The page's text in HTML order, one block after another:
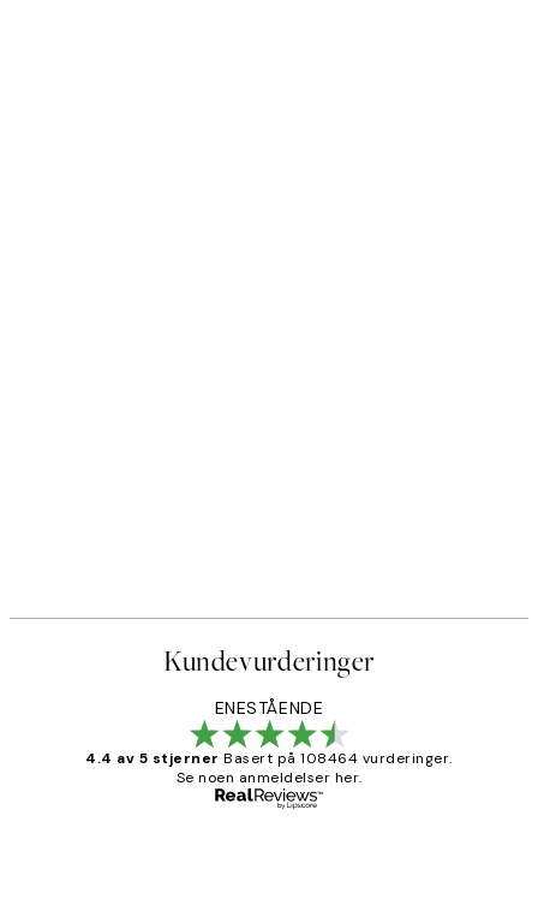
Kundevurderinger
ENESTÅENDE
4.4 av 5 stjerner Basert på 108464 vurderinger.
Se noen anmeldelser her.